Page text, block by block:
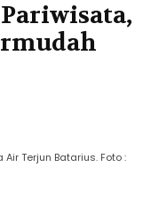
Terjun Batarius. Foto :